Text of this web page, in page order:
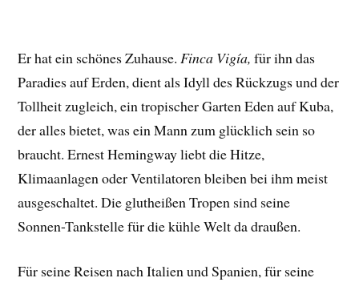
Er hat ein schönes Zuhause. Finca Vigía, für ihn das
Paradies auf Erden, dient als Idyll des Rückzugs und der
Tollheit zugleich, ein tropischer Garten Eden auf Kuba,
der alles bietet, was ein Mann zum glücklich sein so
braucht. Ernest Hemingway liebt die Hitze,
Klimaanlagen oder Ventilatoren bleiben bei ihm meist
ausgeschaltet. Die glutheißen Tropen sind seine
Sonnen-Tankstelle für die kühle Welt da draußen.
Für seine Reisen nach Italien und Spanien, für seine